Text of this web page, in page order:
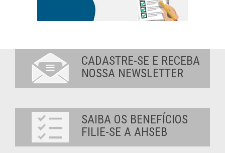
CADASTRE-SE E RECEBA
NOSSA NEWSLETTER
SAIBA OS BENEFÍCIOS
FILIE-SE A AHSEB